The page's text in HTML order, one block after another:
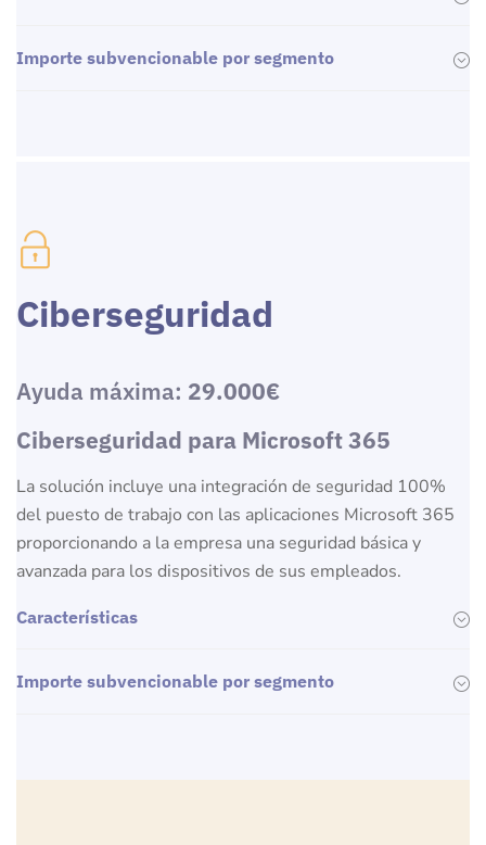
Importe subvencionable por segmento
Ciberseguridad
Ayuda máxima: 29.000€
Ciberseguridad para Microsoft 365
La solución incluye una integración de seguridad 100%
del puesto de trabajo con las aplicaciones Microsoft 365
proporcionando a la empresa una seguridad básica y
avanzada para los dispositivos de sus empleados.
Características
Importe subvencionable por segmento